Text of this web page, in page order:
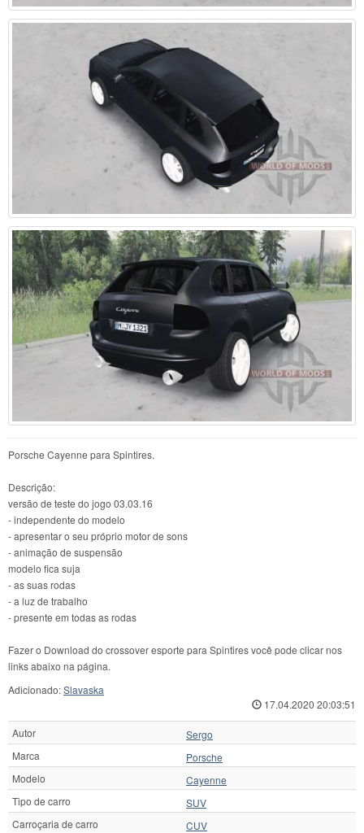
Porsche Cayenne para Spintires.
Descrição:
versão de teste do jogo 03.03.16
- independente do modelo
- apresentar o seu próprio motor de sons
- animação de suspensão
modelo fica suja
- as suas rodas
- a luz de trabalho
- presente em todas as rodas
Fazer o Download do crossover esporte para Spintires você pode clicar nos
links abaixo na página.
Adicionado:Slavaska
17.04.2020 20:03:51
Autor
Sergo
Marca
Porsche
Modelo
Cayenne
Tipo de carro
SUV
Carroçaria de carro
CUV